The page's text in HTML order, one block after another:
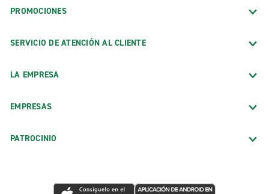
PROMOCIONES
SERVICIO DE ATENCIÓN AL CLIENTE
LA EMPRESA
EMPRESAS
PATROCINIO